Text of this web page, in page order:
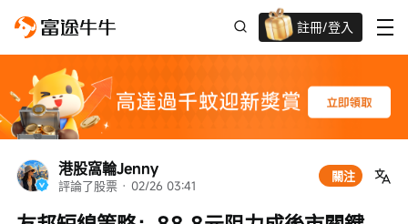
註冊/登入
高達過千蚊獎賞
港股窩輪Jenny
評論了股票 · 02/26 03:41
關注